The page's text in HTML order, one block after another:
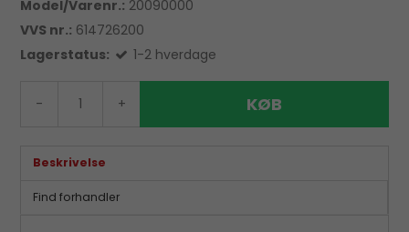
Model/Varenr.: 20090000
VVS nr.: 614726200
Lagerstatus:
1-2 hverdage
- + KØB
Beskrivelse
Find forhandler